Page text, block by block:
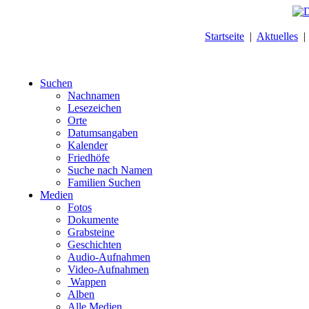
Startseite | Aktuelles
Suchen
Nachnamen
Lesezeichen
Orte
Datumsangaben
Kalender
Friedhöfe
Suche nach Namen
Familien Suchen
Medien
Fotos
Dokumente
Grabsteine
Geschichten
Audio-Aufnahmen
Video-Aufnahmen
Wappen
Alben
Alle Medien